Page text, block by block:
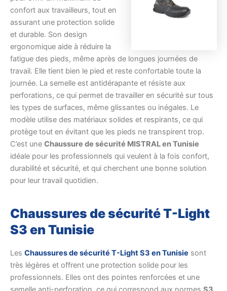
confort aux travailleurs, tout en
assurant une protection solide
et durable. Son design
ergonomique aide à réduire la
fatigue des pieds, même après de longues journées de
travail. Elle tient bien le pied et reste confortable toute la
journée. La semelle est antidérapante et résiste aux
perforations, ce qui permet de travailler en sécurité sur tous
les types de surfaces, même glissantes ou inégales. Le
modèle utilise des matériaux solides et respirants, ce qui
protège tout en évitant que les pieds ne transpirent trop.
C’est une Chaussure de sécurité MISTRAL en Tunisie
idéale pour les professionnels qui veulent à la fois confort,
durabilité et sécurité, et qui cherchent une bonne solution
pour leur travail quotidien.
Chaussures de sécurité T-Light
S3 en Tunisie
Les Chaussures de sécurité T-Light S3 en Tunisie sont
très légères et offrent une protection solide pour les
professionnels. Elles ont des pointes renforcées et une